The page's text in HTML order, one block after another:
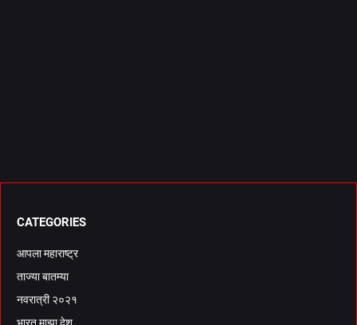
CATEGORIES
आपला महाराष्ट्र
ताज्या बातम्या
नवरात्री २०२१